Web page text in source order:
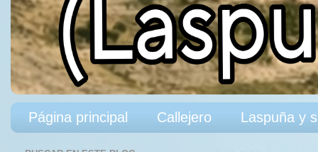
Página principal Callejero Laspuña y